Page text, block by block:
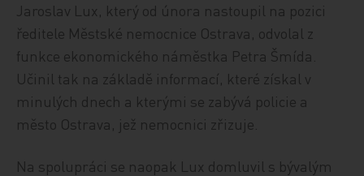
Jaroslav Lux, který od února nastoupil na pozici
ředitele Městské nemocnice Ostrava, odvolal z
funkce ekonomického náměstka Petra Šmída.
Učinil tak na základě informací, které získal v
minulých dnech a kterými se zabývá policie a
město Ostrava, jež nemocnici zřizuje.
Na spolupráci se naopak Lux domluvil s bývalým